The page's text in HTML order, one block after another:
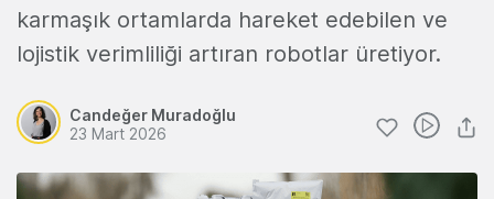
karmaşık ortamlarda hareket edebilen ve
lojistik verimliliği artıran robotlar üretiyor.
Candeğer Muradoğlu
23 Mart 2026